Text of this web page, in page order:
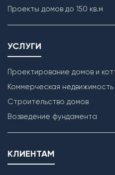
Проекты домов до 150 кв.м
УСЛУГИ
Проектирование домов и
Коммерческая недвижимость
Строительство домов
Возведение фундамента
КЛИЕНТАМ